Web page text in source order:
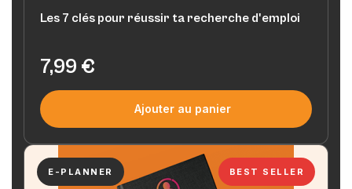
Les 7 clés pour réussir ta recherche d'emploi
7,99 €
Ajouter au panier
E-PLANNER BEST SELLER